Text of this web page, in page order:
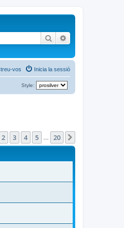
Cerca
Inicia la sessió
vos
Style:
1 de 20
2 3 4 5 20